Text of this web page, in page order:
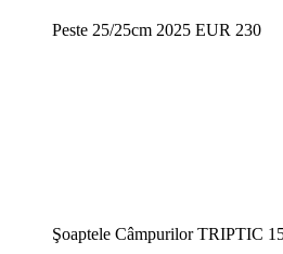
Peste 25/25cm 2025 EUR 230
Şoaptele Câmpurilor TRIPTIC